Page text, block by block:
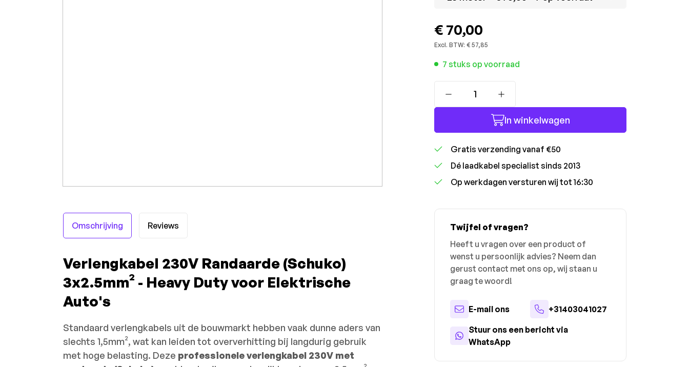
€ 70,00
Excl. BTW: € 57,85
7 stuks op voorraad
In winkelwagen
Gratis verzending vanaf €50
Dé laadkabel specialist sinds 2013
Op werkdagen versturen wij tot 16:30
Twijfel of vragen?
Heeft u vragen over een product of
wenst u persoonlijk advies? Neem dan
gerust contact met ons op, wij staan u
graag te woord!
E-mail ons
+31403041027
Stuur ons een bericht via
WhatsApp
Omschrijving Reviews
Verlengkabel 230V Randaarde (Schuko)
3x2.5mm² - Heavy Duty voor Elektrische
Auto's
Standaard verlengkabels uit de bouwmarkt hebben vaak dunne aders van
slechts 1,5mm², wat kan leiden tot oververhitting bij langdurig gebruik
met hoge belasting. Deze professionele verlengkabel 230V met